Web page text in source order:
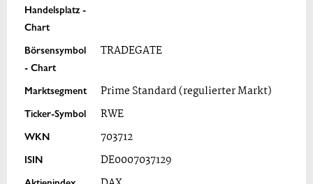
Handelsplatz -
Chart
Börsensymbol
- Chart
TRADEGATE
Marktsegment Prime Standard (regulierter Markt)
Ticker-Symbol RWE
WKN 703712
ISIN DE0007037129